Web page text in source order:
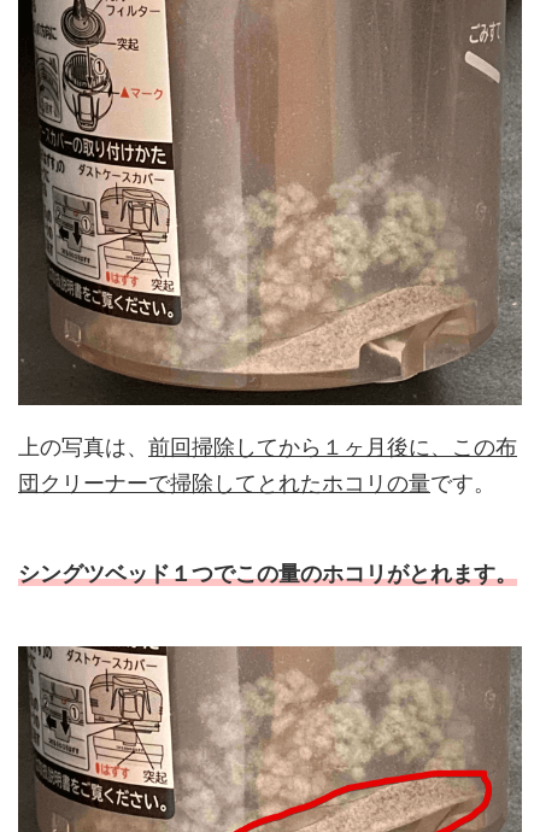
上の写真は、 前回掃除してから１ヶ月後に、この布
団クリーナーで掃除してとれたホコリの量です。
シングツベッド１つでこの量のホコリがとれます。